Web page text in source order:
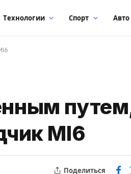
Технологии Спорт Авто
MI6
Поделиться